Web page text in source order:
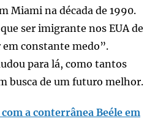
Miami na década de 1990.
ser imigrante nos EUA de
constante medo”.
para lá, como tantos
busca de um futuro melhor.
a conterrânea Beéle em